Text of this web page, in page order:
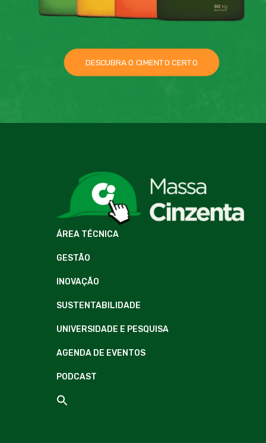
DESCUBRA O CIMENTO CERTO
ÁREA TÉCNICA
GESTÃO
INOVAÇÃO
SUSTENTABILIDADE
UNIVERSIDADE E PESQUISA
AGENDA DE EVENTOS
PODCAST